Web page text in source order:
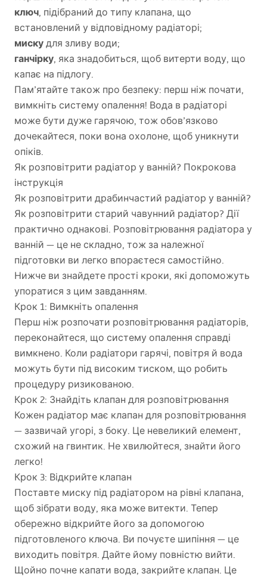
ключ, підібраний до типу клапана, що
встановлений у відповідному радіаторі;
миску для зливу води;
ганчірку, яка знадобиться, щоб витерти воду, що
капає на підлогу.
Пам’ятайте також про безпеку: перш ніж почати,
вимкніть систему опалення! Вода в радіаторі
може бути дуже гарячою, тож обов’язково
дочекайтеся, поки вона охолоне, щоб уникнути
опіків.
Як розповітрити радіатор у ванній? Покрокова
інструкція
Як розповітрити драбинчастий радіатор у ванній?
Як розповітрити старий чавунний радіатор? Дії
практично однакові. Розповітрювання радіатора у
ванній — це не складно, тож за належної
підготовки ви легко впораєтеся самостійно.
Нижче ви знайдете прості кроки, які допоможуть
упоратися з цим завданням.
Крок 1: Вимкніть опалення
Перш ніж розпочати розповітрювання радіаторів,
переконайтеся, що систему опалення справді
вимкнено. Коли радіатори гарячі, повітря й вода
можуть бути під високим тиском, що робить
процедуру ризикованою.
Крок 2: Знайдіть клапан для розповітрювання
Кожен радіатор має клапан для розповітрювання
— зазвичай угорі, з боку. Це невеликий елемент,
схожий на гвинтик. Не хвилюйтеся, знайти його
легко!
Крок 3: Відкрийте клапан
Поставте миску під радіатором на рівні клапана,
щоб зібрати воду, яка може витекти. Тепер
обережно відкрийте його за допомогою
підготовленого ключа. Ви почуєте шипіння — це
виходить повітря. Дайте йому повністю вийти.
Щойно почне капати вода, закрийте клапан. Це